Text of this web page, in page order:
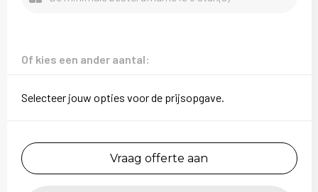
Vesten
Of kies een ander aantal:
Selecteer jouw opties voor de prijsopgave.
Vraag offerte aan